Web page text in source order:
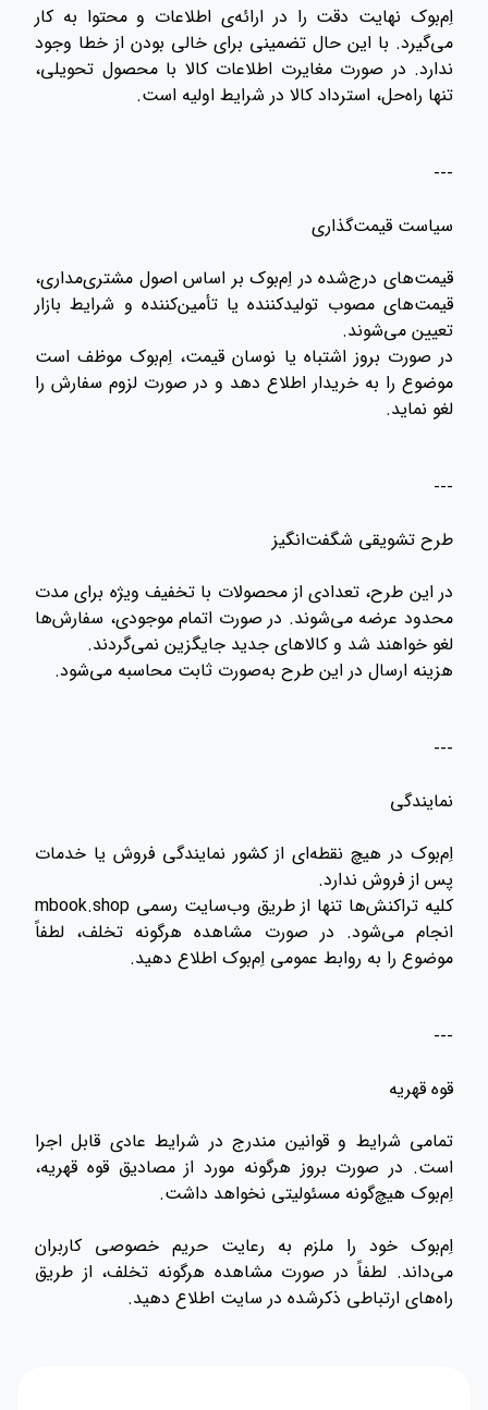
اِم‌بوک نهایت دقت را در ارائه‌ی اطلاعات و محتوا به کار
می‌گیرد. با این حال تضمینی برای خالی بودن از خطا وجود
ندارد. در صورت مغایرت اطلاعات کالا با محصول تحویلی،
تنها راه‌حل، استرداد کالا در شرایط اولیه است.
---
سیاست قیمت‌گذاری
قیمت‌های درج‌شده در اِم‌بوک بر اساس اصول مشتری‌مداری،
قیمت‌های مصوب تولیدکننده یا تأمین‌کننده و شرایط بازار
تعیین می‌شوند.
در صورت بروز اشتباه یا نوسان قیمت، اِم‌بوک موظف است
موضوع را به خریدار اطلاع دهد و در صورت لزوم سفارش را
لغو نماید.
---
طرح تشویقی شگفت‌انگیز
در این طرح، تعدادی از محصولات با تخفیف ویژه برای مدت
محدود عرضه می‌شوند. در صورت اتمام موجودی، سفارش‌ها
لغو خواهند شد و کالاهای جدید جایگزین نمی‌گردند.
هزینه ارسال در این طرح به‌صورت ثابت محاسبه می‌شود.
---
نمایندگی
اِم‌بوک در هیچ نقطه‌ای از کشور نمایندگی فروش یا خدمات
پس از فروش ندارد.
کلیه تراکنش‌ها تنها از طریق وب‌سایت رسمی mbook.shop
انجام می‌شود. در صورت مشاهده هرگونه تخلف، لطفاً
موضوع را به روابط عمومی اِم‌بوک اطلاع دهید.
---
قوه قهریه
تمامی شرایط و قوانین مندرج در شرایط عادی قابل اجرا
است. در صورت بروز هرگونه مورد از مصادیق قوه قهریه،
اِم‌بوک هیچ‌گونه مسئولیتی نخواهد داشت.
اِم‌بوک خود را ملزم به رعایت حریم خصوصی کاربران
می‌داند. لطفاً در صورت مشاهده هرگونه تخلف، از طریق
راه‌های ارتباطی ذکرشده در سایت اطلاع دهید.